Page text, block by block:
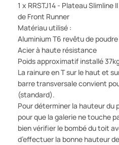
1 x RRSTJ14 - Plateau Slimline
de Front Runner
Matériau utilisé :
Aluminium T6 revêtu de
Acier à haute résistance
Poids approximatif installé
La rainure en T sur le haut et
barre transversale convient
(standard).
Pour déterminer la hauteur du
pour que la galerie ne touche
bien vérifier le bombé du toit
d’effectuer la bonne hauteur